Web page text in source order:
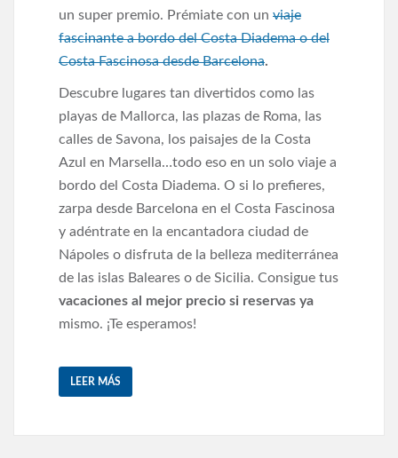
un super premio. Prémiate con un viaje
fascinante a bordo del Costa Diadema o del
Costa Fascinosa desde Barcelona.
Descubre lugares tan divertidos como las
playas de Mallorca, las plazas de Roma, las
calles de Savona, los paisajes de la Costa
Azul en Marsella…todo eso en un solo viaje a
bordo del Costa Diadema. O si lo prefieres,
zarpa desde Barcelona en el Costa Fascinosa
y adéntrate en la encantadora ciudad de
Nápoles o disfruta de la belleza mediterránea
de las islas Baleares o de Sicilia. Consigue tus
vacaciones al mejor precio si reservas ya
mismo. ¡Te esperamos!
LEER MÁS